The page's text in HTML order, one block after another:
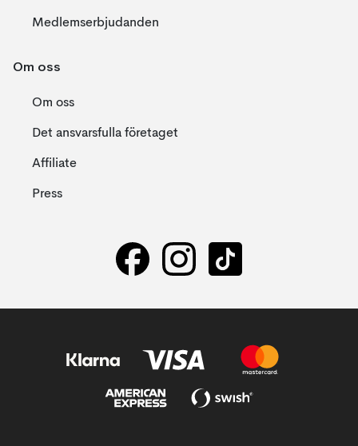
Medlemserbjudanden
Om oss
Om oss
Det ansvarsfulla företaget
Affiliate
Press